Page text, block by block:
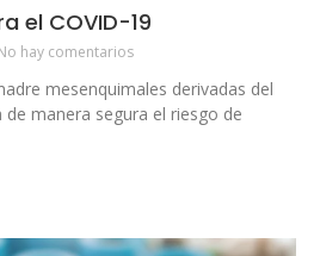
el COVID-19
hay comentarios
mesenquimales derivadas del
manera segura el riesgo de